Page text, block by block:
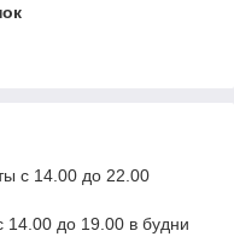
с 14.00 до 22.00
14.00 до 19.00 в будни